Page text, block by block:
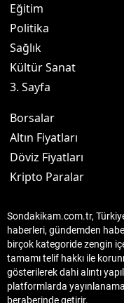
Eğitim
Politika
Sağlık
Kültür Sanat
3. Sayfa
Borsalar
Altın Fiyatları
Döviz Fiyatları
Kripto Paralar
Sondakikam.com.tr,
haberleri, gündemden
birçok kategoride zengin
tamamı telif hakkı ile
gösterilerek dahi alıntı
platformlarda
beraberinde getirir.